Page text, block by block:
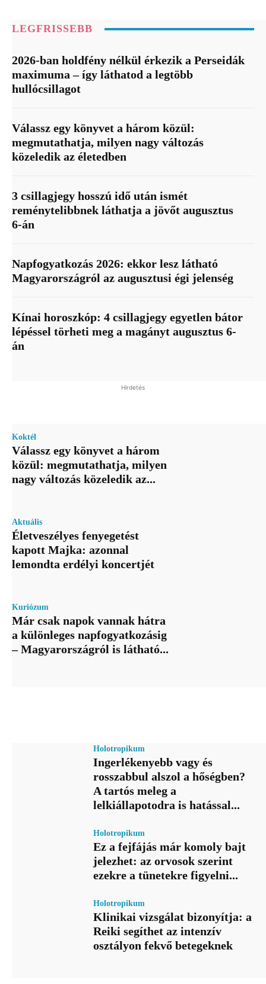
LEGFRISSEBB
2026-ban holdfény nélkül érkezik a Perseidák
maximuma – így láthatod a legtöbb
hullócsillagot
Válassz egy könyvet a három közül:
megmutathatja, milyen nagy változás
közeledik az életedben
3 csillagjegy hosszú idő után ismét
reménytelibbnek láthatja a jövőt augusztus
6-án
Napfogyatkozás 2026: ekkor lesz látható
Magyarországról az augusztusi égi jelenség
Kínai horoszkóp: 4 csillagjegy egyetlen bátor
lépéssel törheti meg a magányt augusztus 6-
án
Hirdetés
Koktél
Válassz egy könyvet a három
közül: megmutathatja, milyen
nagy változás közeledik az...
Aktuális
Életveszélyes fenyegetést
kapott Majka: azonnal
lemondta erdélyi koncertjét
Kuriózum
Már csak napok vannak hátra
a különleges napfogyatkozásig
– Magyarországról is látható...
Holotropikum
Ingerlékenyebb vagy és
rosszabbul alszol a hőségben?
A tartós meleg a
lelkiállapotodra is hatással...
Holotropikum
Ez a fejfájás már komoly bajt
jelezhet: az orvosok szerint
ezekre a tünetekre figyelni...
Holotropikum
Klinikai vizsgálat bizonyítja: a
Reiki segíthet az intenzív
osztályon fekvő betegeknek